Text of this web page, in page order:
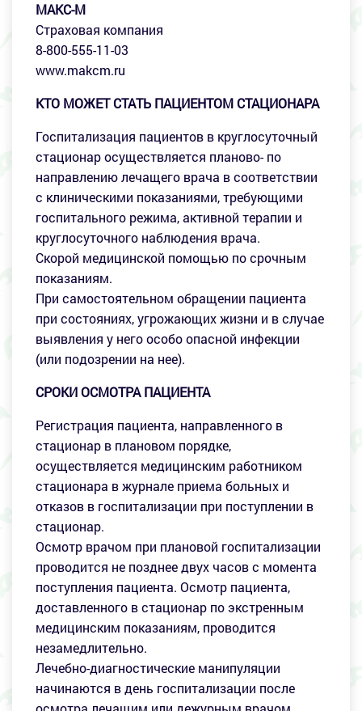
МАКС-М
Страховая компания
8-800-555-11-03
www.makcm.ru
КТО МОЖЕТ СТАТЬ ПАЦИЕНТОМ СТАЦИОНАРА
Госпитализация пациентов в круглосуточный
стационар осуществляется планово- по
направлению лечащего врача в соответствии
с клиническими показаниями, требующими
госпитального режима, активной терапии и
круглосуточного наблюдения врача.
Скорой медицинской помощью по срочным
показаниям.
При самостоятельном обращении пациента
при состояниях, угрожающих жизни и в случае
выявления у него особо опасной инфекции
(или подозрении на нее).
СРОКИ ОСМОТРА ПАЦИЕНТА
Регистрация пациента, направленного в
стационар в плановом порядке,
осуществляется медицинским работником
стационара в журнале приема больных и
отказов в госпитализации при поступлении в
стационар.
Осмотр врачом при плановой госпитализации
проводится не позднее двух часов с момента
поступления пациента. Осмотр пациента,
доставленного в стационар по экстренным
медицинским показаниям, проводится
незамедлительно.
Лечебно-диагностические манипуляции
начинаются в день госпитализации после